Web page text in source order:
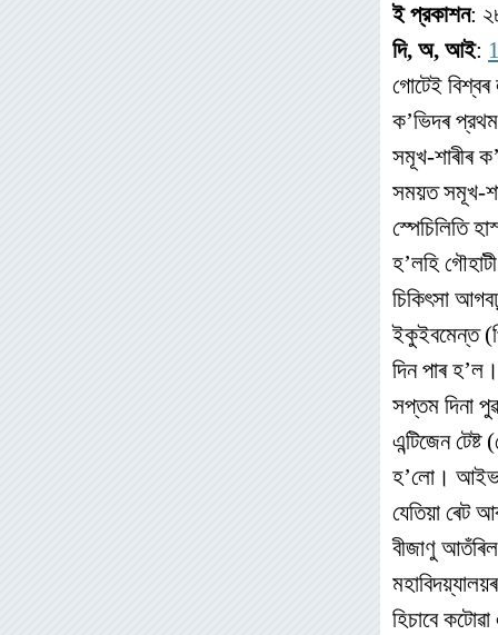
ই প্রকাশন:
দি, অ, আই:
গোটেই
ক’ভিদৰ
সমূখ-শাৰীৰ
সময়ত সমূখ-
স্পেচিলিতি
হ’লহি
চিকিৎসা
ইকুইবমেন্ত
দিন পাৰ হ’ল।
সপ্তম দিনা
এন্টিজেন
হ’লো।
যেতিয়া ৰেট
বীজাণু
হিচাবে